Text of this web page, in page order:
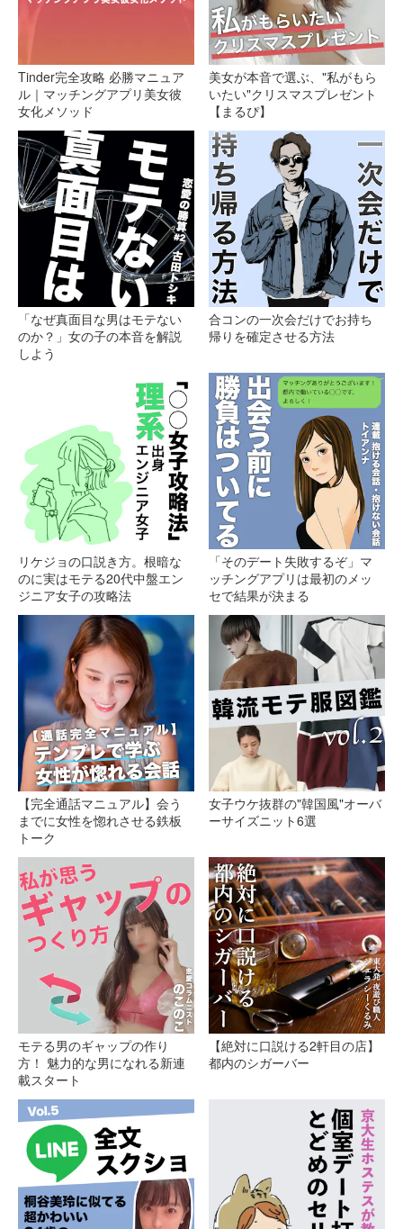
Tinder完全攻略 必勝マニュア
ル｜マッチングアプリ美女彼
女化メソッド
美女が本音で選ぶ、"私がもら
いたい"クリスマスプレゼント
【まるぴ】
「なぜ真面目な男はモテない
のか？」女の子の本音を解説
しよう
合コンの一次会だけでお持ち
帰りを確定させる方法
リケジョの口説き方。根暗な
のに実はモテる20代中盤エン
ジニア女子の攻略法
「そのデート失敗するぞ」マ
ッチングアプリは最初のメッ
セで結果が決まる
【完全通話マニュアル】会う
までに女性を惚れさせる鉄板
トーク
女子ウケ抜群の"韓国風"オーバ
ーサイズニット6選
モテる男のギャップの作り
方！ 魅力的な男になれる新連
載スタート
【絶対に口説ける2軒目の店】
都内のシガーバー